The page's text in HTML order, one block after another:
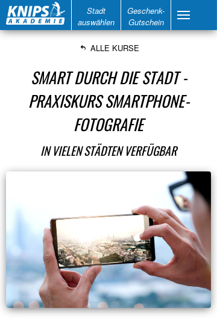
Stadt
auswählen
Geschenk-
Gutschein
ALLE KURSE
SMART DURCH DIE STADT -
PRAXISKURS SMARTPHONE-
FOTOGRAFIE
IN VIELEN STÄDTEN VERFÜGBAR